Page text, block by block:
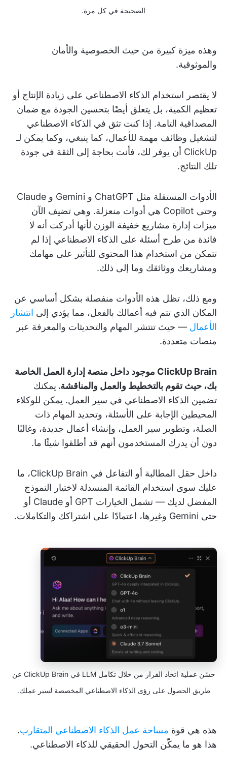
الصحيحة في كل مرة.
وهذه ميزة كبيرة من حيث الخصوصية والأمان
والموثوقية.
لا يقتصر استخدام الذكاء الاصطناعي على زيادة الإنتاج أو
تعظيم الكمية، بل يتعلق أيضًا بتحسين الجودة مع ضمان
المصداقية التامة. إذا كنت تثق في الذكاء الاصطناعي
لتشغيل وظائف مهمة للأعمال، كما ينبغي، وكما يمكن لـ
ClickUp أن يوفر لك، فأنت بحاجة إلى الثقة في جودة
تلك النتائج.
الأدوات المستقلة مثل ChatGPT و Gemini و Claude
وحتى Copilot هي أدوات منعزلة. وهي تضيف الآن
ميزات إدارة مشاريع خفيفة الوزن لأنها أدركت أنه لا
فائدة من طرح أسئلة على الذكاء الاصطناعي إذا لم
تتمكن من استخدام هذا المحتوى للتأثير على مهامك
ومشاريعك ووثائقك وما إلى ذلك.
ومع ذلك، تظل هذه الأدوات منفصلة بشكل أساسي عن
المكان الذي تتم فيه أعمالك بالفعل، مما يؤدي إلى انتشار
الأعمال — حيث تنتشر المهام والتحديثات والمعرفة عبر
منصات متعددة.
ClickUp Brain موجود داخل منصة إدارة العمل الخاصة
بك، حيث تقوم بالتخطيط والعمل والمناقشة. يمكنك
تضمين الذكاء الاصطناعي في سير العمل. يمكن للوكلاء
المحيطين الإجابة على الأسئلة، وتحديد المهام ذات
الصلة، وتطوير سير العمل، وإنشاء أعمال جديدة، وغالبًا
دون أن يدرك المستخدمون أنهم قد أطلقوا شيئًا ما.
داخل حقل المطالبة أو التفاعل في ClickUp Brain، ما
عليك سوى استخدام القائمة المنسدلة لاختيار النموذج
المفضل لديك — تشمل الخيارات GPT أو Claude أو
حتى Gemini وغيرها، اعتمادًا على اشتراكك والتكاملات.
حسّن عملية اتخاذ القرار من خلال تكامل LLM في ClickUp Brain عن
طريق الحصول على رؤى الذكاء الاصطناعي المخصصة لسير عملك.
هذه هي قوة مساحة عمل الذكاء الاصطناعي المتقارب.
هذا هو ما يمكّن التحول الحقيقي للذكاء الاصطناعي.